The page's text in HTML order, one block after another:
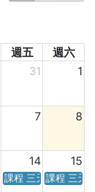
週五
週六
31 1
7 8
14 15
課程 三天／六天 時
課程 三天